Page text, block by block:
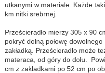
utkanymi w materiale. Każde
km nitki srebrnej.
Prześcieradło mierzy 305 x 90
pokryć dolną połowę
zakładką. Prześcieradło może
materaca, od góry do dołu.
cm z zakładkami po 52 cm po